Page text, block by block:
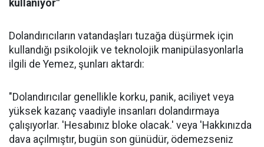
kullanıyor"
Dolandırıcıların vatandaşları tuzağa düşürmek için
kullandığı psikolojik ve teknolojik manipülasyonlarla
ilgili de Yemez, şunları aktardı:
"Dolandırıcılar genellikle korku, panik, aciliyet veya
yüksek kazanç vaadiyle insanları dolandırmaya
çalışıyorlar. 'Hesabınız bloke olacak.' veya 'Hakkınızda
dava açılmıştır, bugün son günüdür, ödemezseniz